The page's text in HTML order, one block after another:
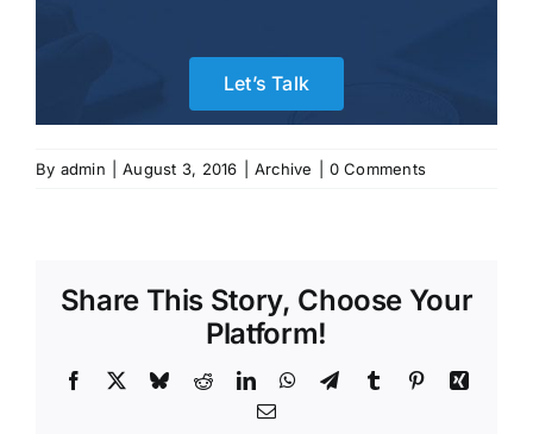
Let’s Talk
By admin August 3, 2016 Archive 0 Comments
Share This Story, Choose Your
Platform!
Facebook BlueskyRedditLinkedInWhatsApp
TelegramTumblr PinterestXing
Email